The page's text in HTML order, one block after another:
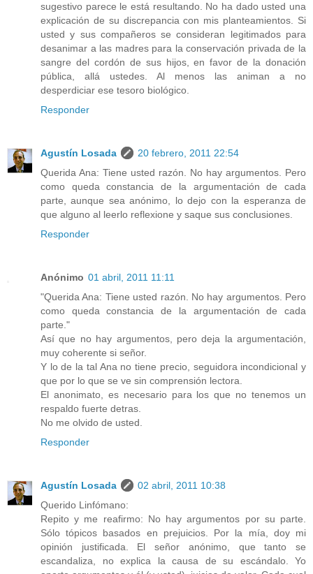
sugestivo parece le está resultando. No ha dado usted una
explicación de su discrepancia con mis planteamientos. Si
usted y sus compañeros se consideran legitimados para
desanimar a las madres para la conservación privada de la
sangre del cordón de sus hijos, en favor de la donación
pública, allá ustedes. Al menos las animan a no
desperdiciar ese tesoro biológico.
Responder
Agustín Losada
20 febrero, 2011 22:54
Querida Ana: Tiene usted razón. No hay argumentos. Pero
como queda constancia de la argumentación de cada
parte, aunque sea anónimo, lo dejo con la esperanza de
que alguno al leerlo reflexione y saque sus conclusiones.
Responder
Anónimo 01 abril, 2011 11:11
"Querida Ana: Tiene usted razón. No hay argumentos. Pero
como queda constancia de la argumentación de cada
parte."
Así que no hay argumentos, pero deja la argumentación,
muy coherente si señor.
Y lo de la tal Ana no tiene precio, seguidora incondicional y
que por lo que se ve sin comprensión lectora.
El anonimato, es necesario para los que no tenemos un
respaldo fuerte detras.
No me olvido de usted.
Responder
Agustín Losada
02 abril, 2011 10:38
Querido Linfómano:
Repito y me reafirmo: No hay argumentos por su parte.
Sólo tópicos basados en prejuicios. Por la mía, doy mi
opinión justificada. El señor anónimo, que tanto se
escandaliza, no explica la causa de su escándalo. Yo